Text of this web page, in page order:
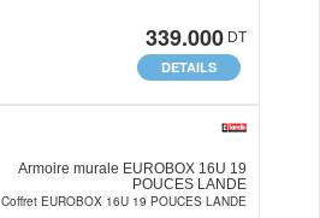
339.000 DT
DETAILS
Armoire murale EUROBOX 16U 19
POUCES LANDE
Coffret EUROBOX 16U 19 POUCES LANDE